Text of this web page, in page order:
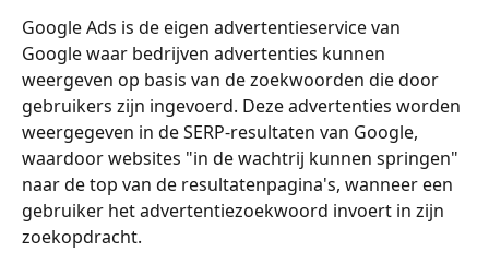
Google Ads is de eigen advertentieservice van
Google waar bedrijven advertenties kunnen
weergeven op basis van de zoekwoorden die door
gebruikers zijn ingevoerd. Deze advertenties worden
weergegeven in de SERP-resultaten van Google,
waardoor websites "in de wachtrij kunnen springen"
naar de top van de resultatenpagina's, wanneer een
gebruiker het advertentiezoekwoord invoert in zijn
zoekopdracht.